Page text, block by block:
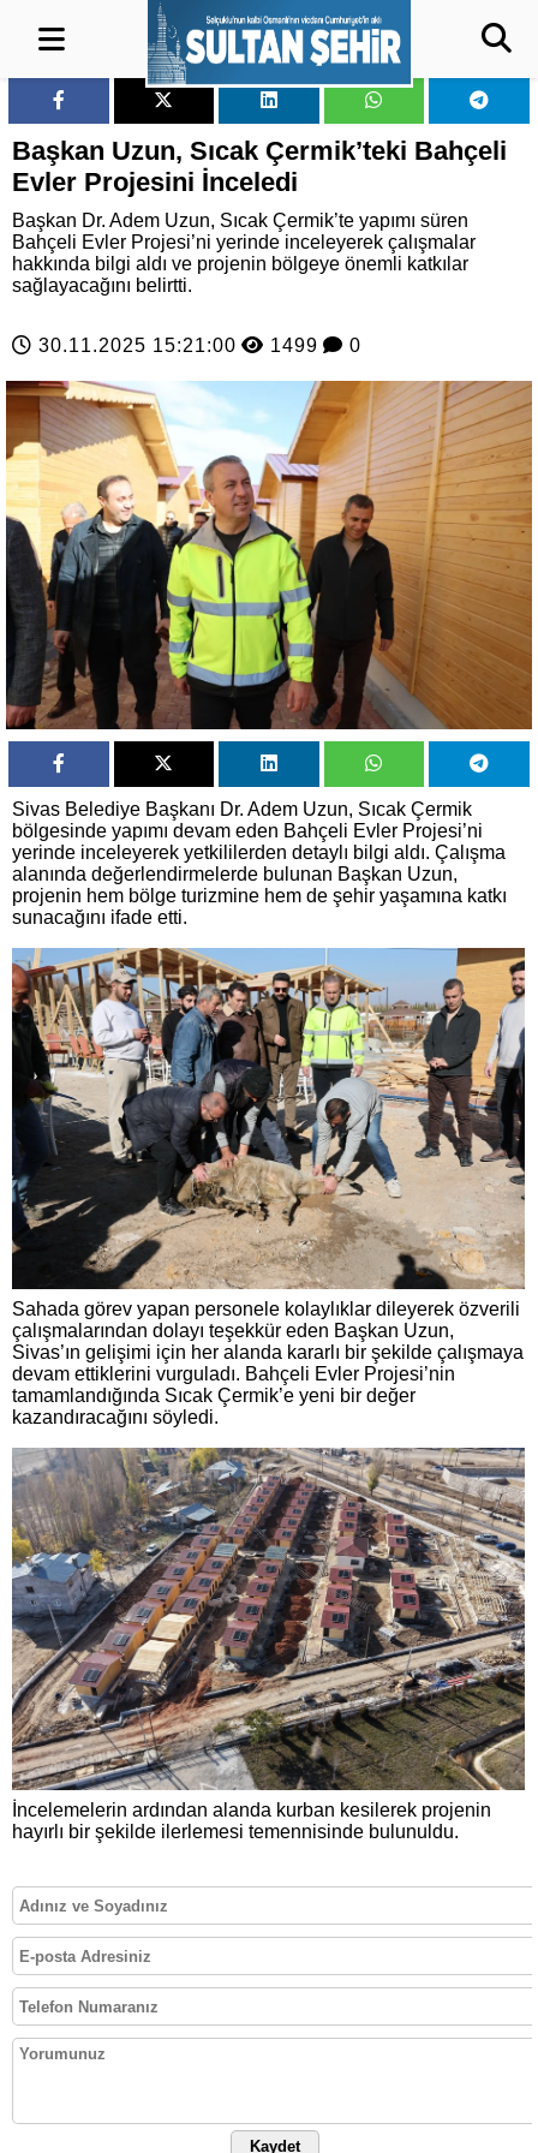
Başkan Uzun, Sıcak Çermik’teki Bahçeli
Evler Projesini İnceledi
Başkan Dr. Adem Uzun, Sıcak Çermik’te yapımı süren
Bahçeli Evler Projesi’ni yerinde inceleyerek çalışmalar
hakkında bilgi aldı ve projenin bölgeye önemli katkılar
sağlayacağını belirtti.
30.11.2025 15:21:00 1499 0
Sivas Belediye Başkanı Dr. Adem Uzun, Sıcak Çermik
bölgesinde yapımı devam eden Bahçeli Evler Projesi’ni
yerinde inceleyerek yetkililerden detaylı bilgi aldı. Çalışma
alanında değerlendirmelerde bulunan Başkan Uzun,
projenin hem bölge turizmine hem de şehir yaşamına katkı
sunacağını ifade etti.
Sahada görev yapan personele kolaylıklar dileyerek özverili
çalışmalarından dolayı teşekkür eden Başkan Uzun,
Sivas’ın gelişimi için her alanda kararlı bir şekilde çalışmaya
devam ettiklerini vurguladı. Bahçeli Evler Projesi’nin
tamamlandığında Sıcak Çermik’e yeni bir değer
kazandıracağını söyledi.
İncelemelerin ardından alanda kurban kesilerek projenin
hayırlı bir şekilde ilerlemesi temennisinde bulunuldu.
Kaydet